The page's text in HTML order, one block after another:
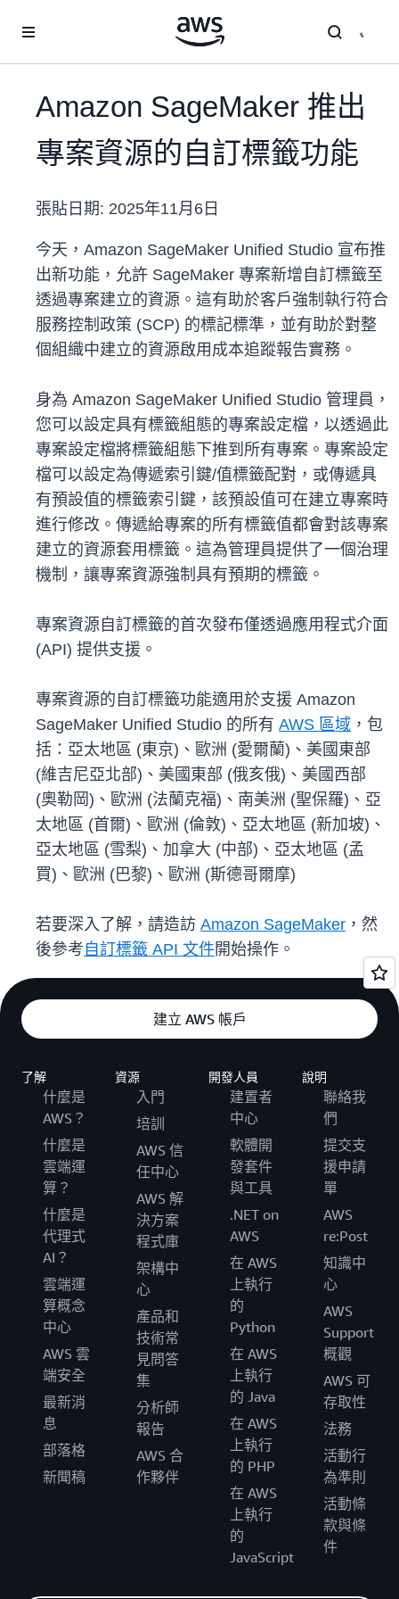
Amazon SageMaker 推出
專案資源的自訂標籤功能
張貼日期: 2025年11月6日
今天，Amazon SageMaker Unified Studio 宣布推
出新功能，允許 SageMaker 專案新增自訂標籤至
透過專案建立的資源。這有助於客戶強制執行符合
服務控制政策 (SCP) 的標記標準，並有助於對整
個組織中建立的資源啟用成本追蹤報告實務。
身為 Amazon SageMaker Unified Studio 管理員，
您可以設定具有標籤組態的專案設定檔，以透過此
專案設定檔將標籤組態下推到所有專案。專案設定
檔可以設定為傳遞索引鍵/值標籤配對，或傳遞具
有預設值的標籤索引鍵，該預設值可在建立專案時
進行修改。傳遞給專案的所有標籤值都會對該專案
建立的資源套用標籤。這為管理員提供了一個治理
機制，讓專案資源強制具有預期的標籤。
專案資源自訂標籤的首次發布僅透過應用程式介面
(API) 提供支援。
專案資源的自訂標籤功能適用於支援 Amazon
SageMaker Unified Studio 的所有 AWS 區域 ，包
括：亞太地區 (東京)、歐洲 (愛爾蘭)、美國東部
(維吉尼亞北部)、美國東部 (俄亥俄)、美國西部
(奧勒岡)、歐洲 (法蘭克福)、南美洲 (聖保羅)、亞
太地區 (首爾)、歐洲 (倫敦)、亞太地區 (新加坡)、
亞太地區 (雪梨)、加拿大 (中部)、亞太地區 (孟
買)、歐洲 (巴黎)、歐洲 (斯德哥爾摩)
若要深入了解，請造訪 Amazon SageMaker ，然
後參考 自訂標籤 API 文件開始操作。
建立 AWS 帳戶
了解
什麼是
AWS？
什麼是
雲端運
算？
什麼是
代理式
AI？
雲端運
算概念
中心
AWS 雲
端安全
最新消
息
部落格
新聞稿
資源
入門
培訓
AWS 信
任中心
AWS 解
決方案
程式庫
架構中
心
產品和
技術常
見問答
集
分析師
報告
AWS 合
作夥伴
開發人員
建置者
中心
軟體開
發套件
與工具
.NET on
AWS
在 AWS
上執行
的
Python
在 AWS
上執行
的 Java
在 AWS
上執行
的 PHP
在 AWS
上執行
的
JavaScript
說明
聯絡我
們
提交支
援申請
單
AWS
re:Post
知識中
心
AWS
Support
概觀
AWS 可
存取性
法務
活動行
為準則
活動條
款與條
件